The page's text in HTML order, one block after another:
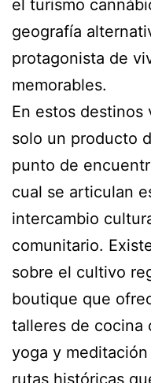
el turismo
geografía
protagonista de
memorables.
En estos destinos
solo un producto
punto de
cual se articulan
intercambio
comunitario.
sobre el cultivo
boutique que
talleres de cocina
yoga y
rutas históricas